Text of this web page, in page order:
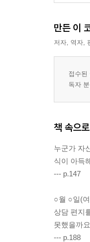
만든 이
저자, 역자,
접수된
독자
책 속으로
누군가 자
식이 아득
--- p.147
○월 ○일(
상담 편지
못했을까
--- p.188